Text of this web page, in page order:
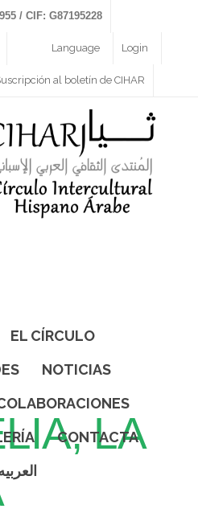
/ CIF: G87195228
Login
Language
al boletín de CIHAR
EL CÍRCULO
NOTICIAS
CONTACTA
LA